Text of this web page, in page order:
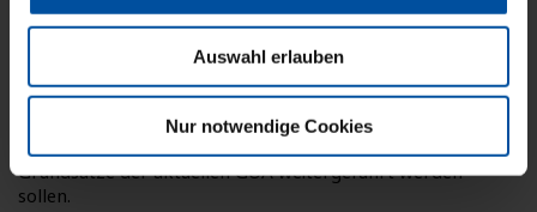
Auswahl erlauben
Nur notwendige Cookies
Anmeldung zum
Webinar „GOÄneu“
Unser Webinar erklärt bereits heute die Grundstruktur der
GOÄneu. Es zeigt geplante Veränderungen auf und welche
Grundsätze der aktuellen GOÄ weitergeführt werden
sollen.